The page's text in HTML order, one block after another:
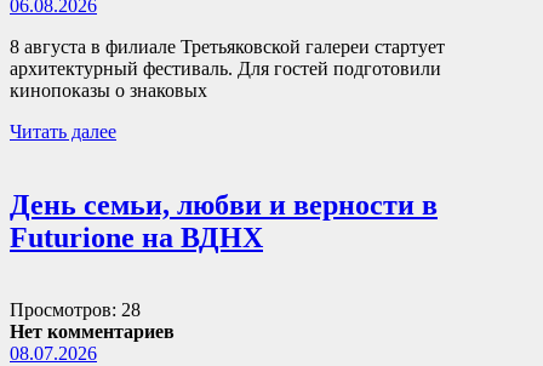
06.08.2026
8 августа в филиале Третьяковской галереи стартует
архитектурный фестиваль. Для гостей подготовили
кинопоказы о знаковых
Читать далее
День семьи, любви и верности в
Futurione на ВДНХ
Просмотров: 28
Нет комментариев
08.07.2026